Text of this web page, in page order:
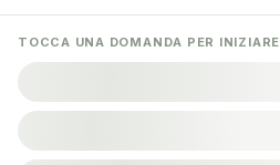
TOCCA UNA DOMANDA PER INIZIARE